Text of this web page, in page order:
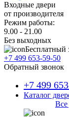
Входные двери
от производителя
Режим работы:
9.00 - 21.00
Без выходных
Бесплатный
+7 499 653-59-50
Обратный звонок
+7 499
Каталог
Все